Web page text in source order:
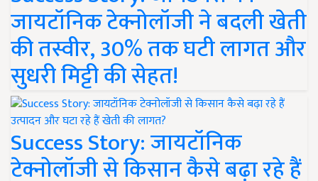
जायटॉनिक टेक्नोलॉजी ने बदली खेती
की तस्वीर, 30% तक घटी लागत और
सुधरी मिट्टी की सेहत!
Success Story: जायटॉनिक
टेक्नोलॉजी से किसान कैसे बढ़ा रहे हैं